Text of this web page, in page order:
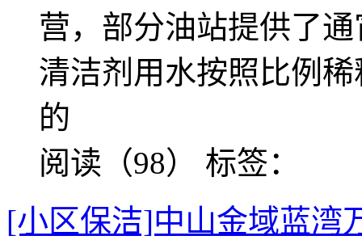
营，部分油站提供了
清洁剂用水按照比例
的
阅读（98） 标签：
[小区保洁]中山金域蓝湾